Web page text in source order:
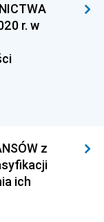
r. w
z
ich